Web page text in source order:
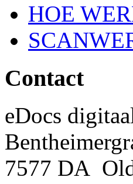
HOE
Contact
eDocs
7577 DA